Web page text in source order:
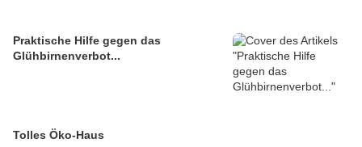
Praktische Hilfe gegen das
Glühbirnenverbot...
Tolles Öko-Haus